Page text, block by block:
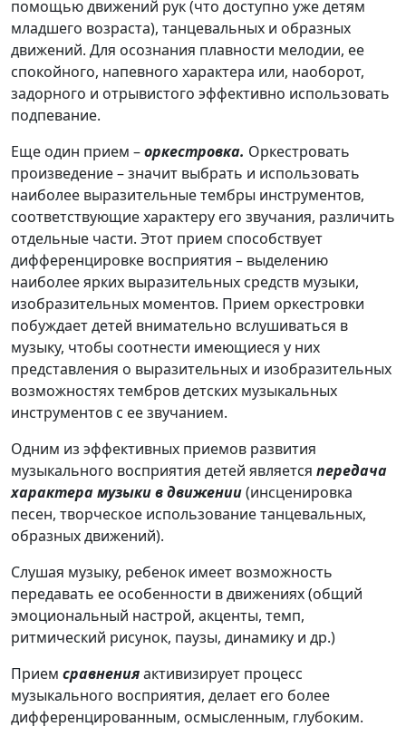
помощью движений рук (что доступно уже детям
младшего возраста), танце­вальных и образных
движений. Для осознания плавности мелодии, ее
спокойного, напевного характера или, наоборот,
задорного и отрывистого эффективно использовать
подпевание.
Еще один прием –оркестровка. Оркестровать
произведение – значит выбрать и использовать
наиболее выразительные тембры инструментов,
соответствующие характеру его звучания, различить
отдельные части. Этот прием способствует
дифференцировке восприятия – выделению
наиболее ярких выразительных средств музыки,
изобразительных моментов. Прием оркестровки
побуждает детей внимательно вслушиваться в
музыку, чтобы соотнести имеющиеся у них
представления о выразительных и изобразительных
возможностях тембров детских музыкальных
инструментов с ее звучанием.
Одним из эффективных приемов развития
музыкального восприятия детей является передача
характера музыки в движении(инсценировка
песен, творческое использование танцевальных,
образных движений).
Слушая музыку, ребенок имеет возможность
передавать ее особенности в движениях (общий
эмоциональный настрой, акценты, темп,
ритмический рисунок, паузы, динамику и др.)
Прием сравненияактивизирует процесс
музыкального восприятия, делает его более
дифференцированным, осмысленным, глубоким.